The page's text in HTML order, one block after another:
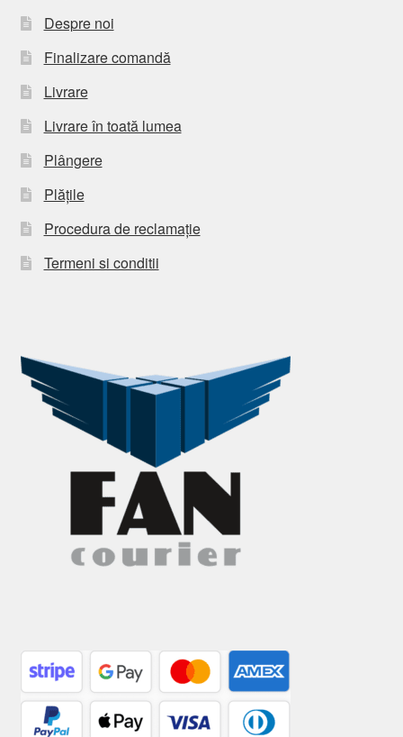
Despre noi
Finalizare comandă
Livrare
Livrare în toată lumea
Plângere
Plățile
Procedura de reclamație
Termeni si conditii